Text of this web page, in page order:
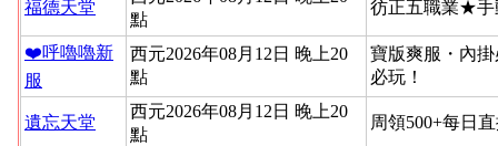
福德天堂
點
彷正五職業★手
❤️呼嚕嚕新
服
西元2026年08月12日 晚上20
點
寶版爽服・內
必玩！
遺忘天堂
西元2026年08月12日 晚上20
點
周領500+每日